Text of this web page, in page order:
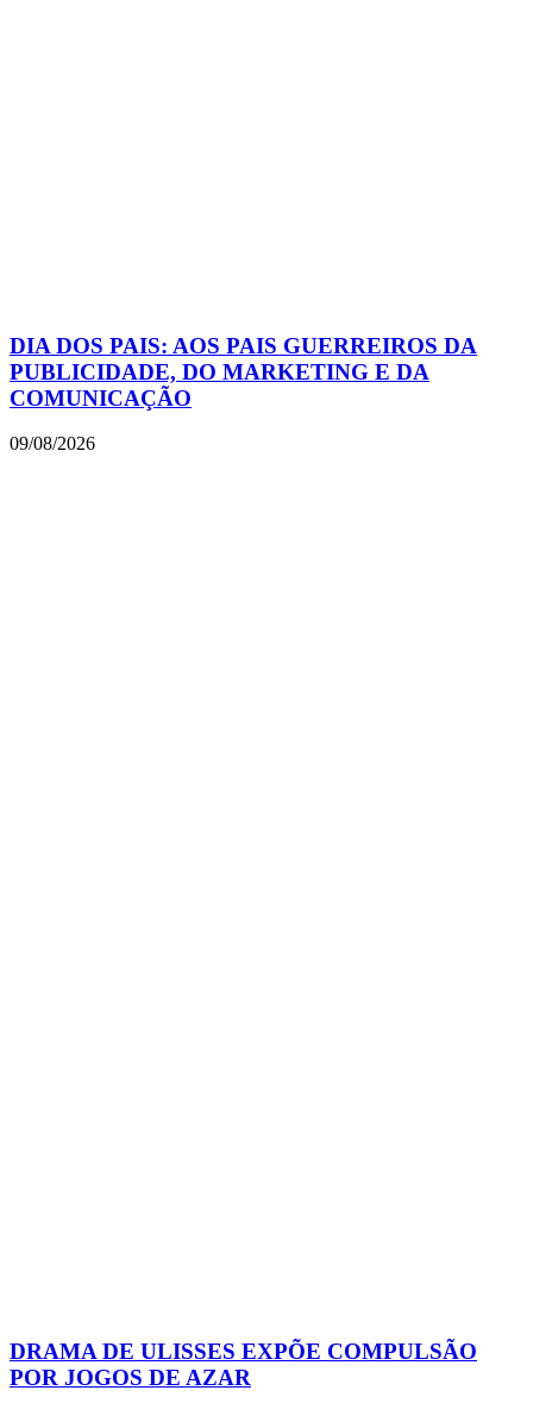
DIA DOS PAIS: AOS PAIS GUERREIROS DA
PUBLICIDADE, DO MARKETING E DA
COMUNICAÇÃO
09/08/2026
DRAMA DE ULISSES EXPÕE COMPULSÃO
POR JOGOS DE AZAR